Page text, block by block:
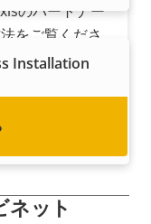
Installation
ネット
のパートナー
をご覧くださ